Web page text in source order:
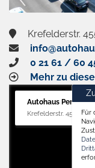
Krefelderstr.
0 21 61 / 60
Mehr zu
Autohaus Penders
Krefelderstr. 455, Für